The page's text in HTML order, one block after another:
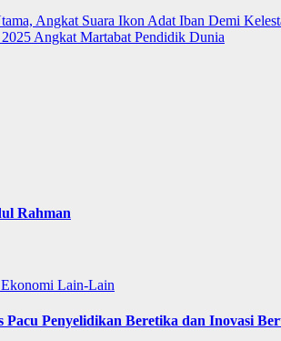
Angkat Suara Ikon Adat Iban Demi
Angkat Martabat Pendidik Dunia
Rahman
Lain-Lain
Pacu Penyelidikan Beretika dan Inovasi